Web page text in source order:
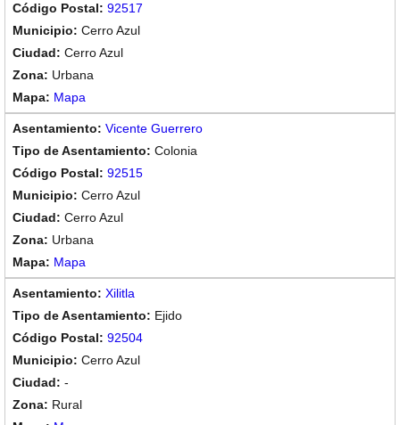
92517
Cerro Azul
Cerro Azul
Urbana
Mapa
Vicente Guerrero
Colonia
92515
Cerro Azul
Cerro Azul
Urbana
Mapa
Xilitla
Ejido
92504
Cerro Azul
-
Rural